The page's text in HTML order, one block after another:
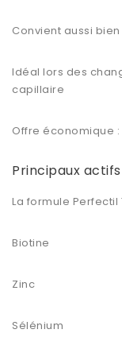
Convient aussi
Idéal lors des
capillaire
Offre économique
Principaux actifs
La formule
Biotine
Zinc
Sélénium